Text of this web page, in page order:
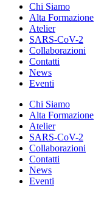
Chi Siamo
Alta Formazione
Atelier
SARS-CoV-2
Collaborazioni
Contatti
News
Eventi
Chi Siamo
Alta Formazione
Atelier
SARS-CoV-2
Collaborazioni
Contatti
News
Eventi